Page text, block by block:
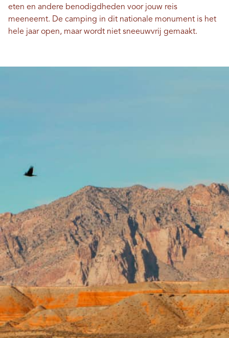
eten en andere benodigdheden voor jouw reis
meeneemt. De camping in dit nationale monument is het
hele jaar open, maar wordt niet sneeuwvrij gemaakt.